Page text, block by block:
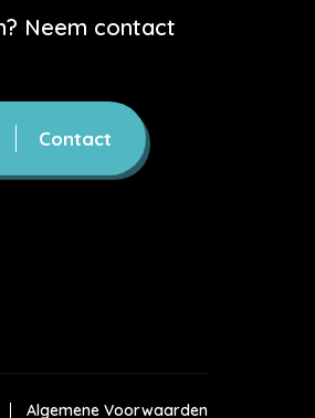
Neem contact
Contact
Algemene Voorwaarden